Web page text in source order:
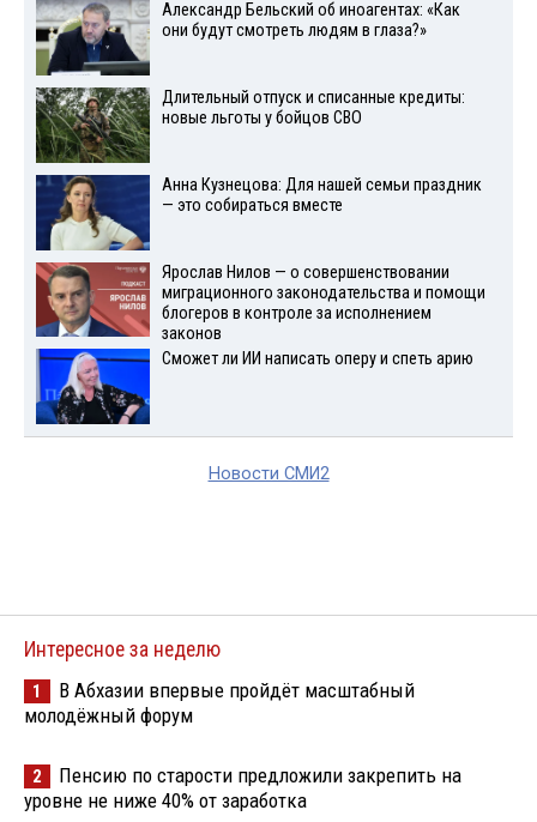
Александр Бельский об иноагентах: «Как
они будут смотреть людям в глаза?»
Длительный отпуск и списанные кредиты:
новые льготы у бойцов СВО
Анна Кузнецова: Для нашей семьи праздник
— это собираться вместе
Ярослав Нилов — о совершенствовании
миграционного законодательства и помощи
блогеров в контроле за исполнением
законов
Сможет ли ИИ написать оперу и спеть арию
Новости СМИ2
Интересное за неделю
1
В Абхазии впервые пройдёт масштабный
молодёжный форум
2
Пенсию по старости предложили закрепить на
уровне не ниже 40% от заработка